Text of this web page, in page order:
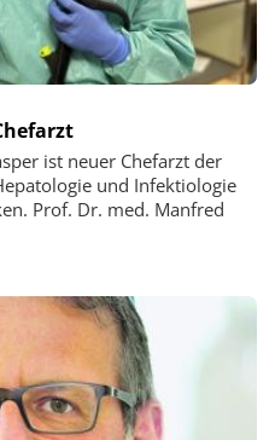
ist neuer Chefarzt der
und Infektiologie
Prof. Dr. med. Manfred